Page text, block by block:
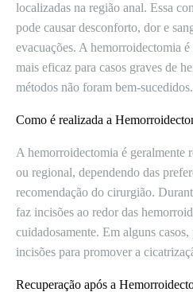
localizadas na região anal. Essa
pode causar desconforto, dor e
evacuações. A hemorroidectomia
mais eficaz para casos graves de
métodos não foram bem-sucedidos.
Como é realizada a
A hemorroidectomia é geralmente
ou regional, dependendo das
recomendação do cirurgião.
faz incisões ao redor das
cuidadosamente. Em alguns
incisões para promover a
Recuperação após a